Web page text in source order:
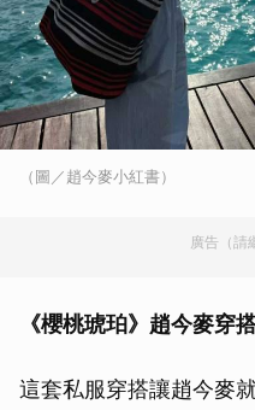
（圖／趙今麥小紅書）
廣告（請
《櫻桃琥珀》趙今麥穿
這套私服穿搭讓趙今麥